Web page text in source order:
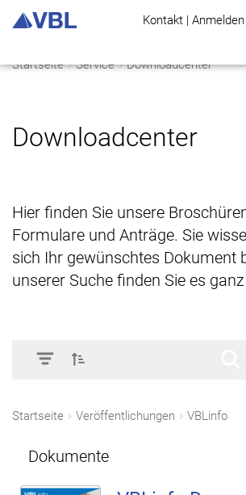
Kontakt | Anmelden
Startseite Service Downloadcenter
Downloadcenter
Hier finden Sie unsere
Formulare und Anträge. Sie
sich Ihr gewünschtes Dokument
unserer Suche finden Sie es
Startseite Veröffentlichungen VBLinfo
Dokumente